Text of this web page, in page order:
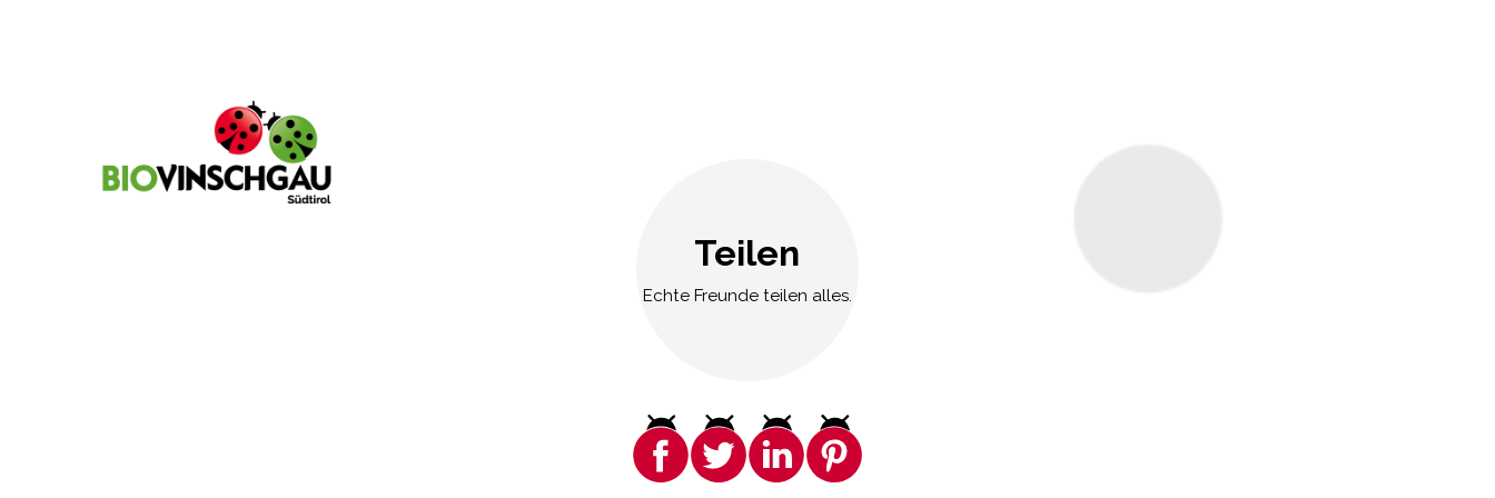
Teilen
Echte Freunde teilen alles.